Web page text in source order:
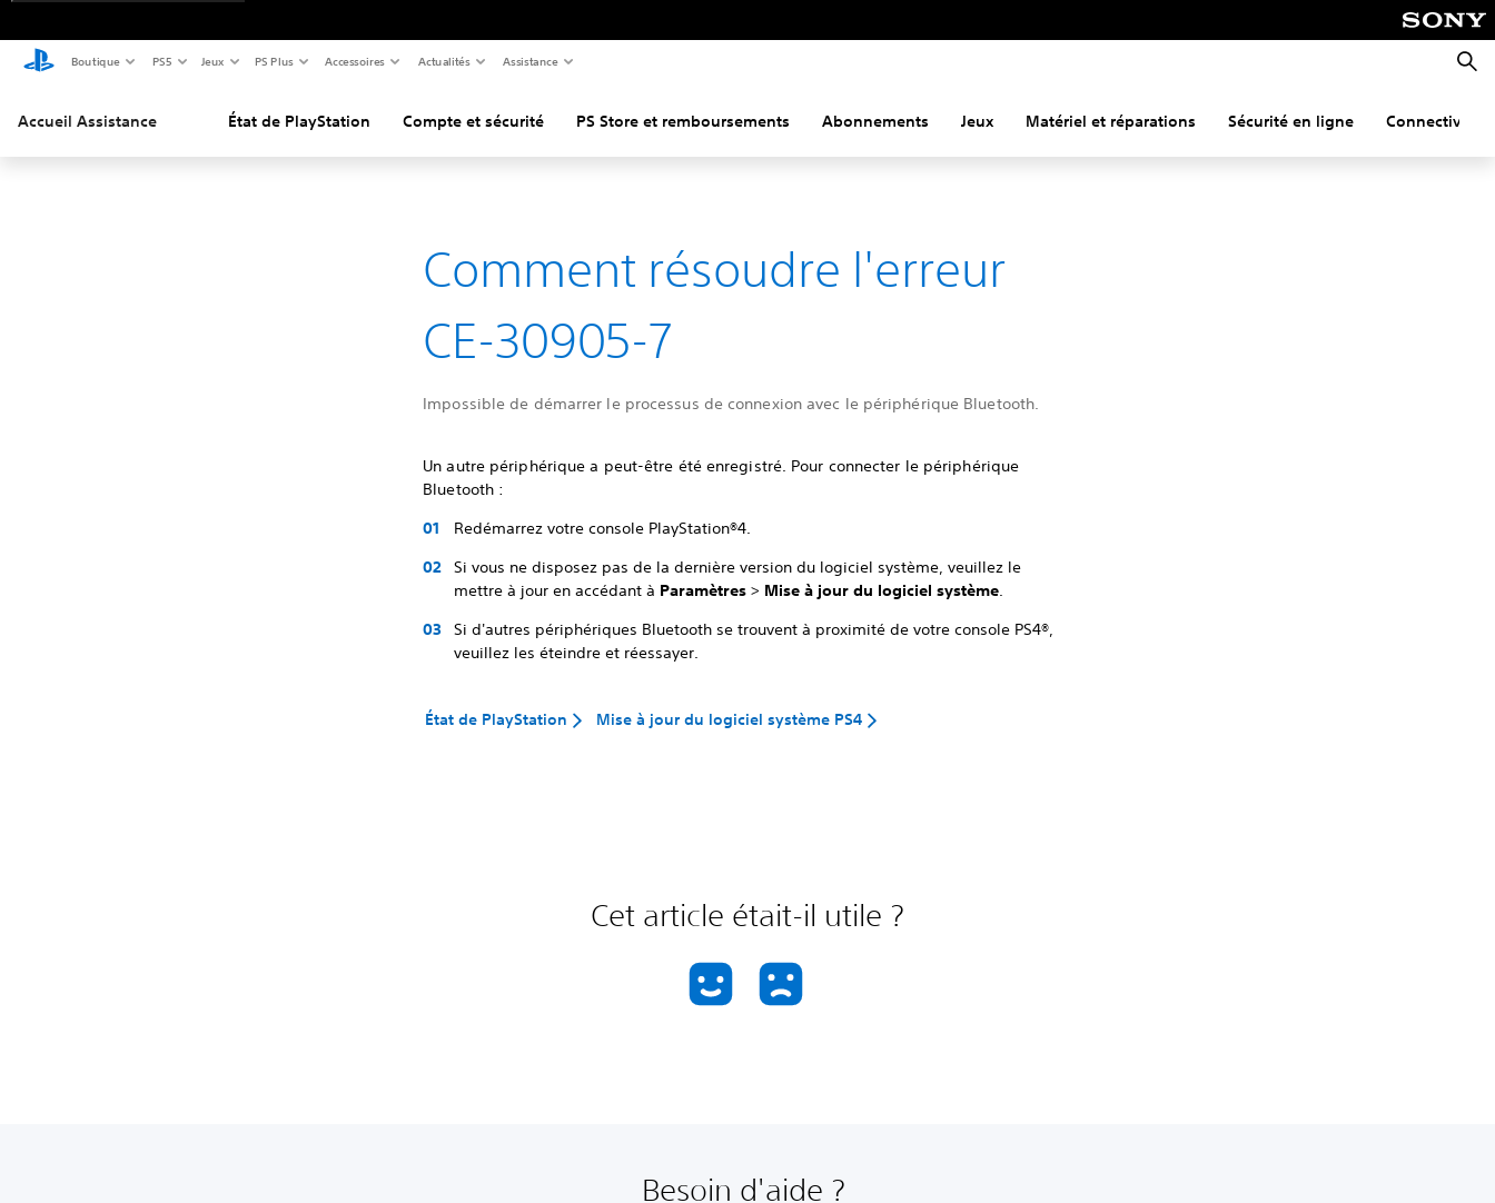
Boutique PS5 Jeux PS Plus Accessoires Actualités Assistance
Accueil Assistance État de PlayStation Compte et sécurité PS Store et remboursements Abonnements Jeux Matériel et réparations Sécurité en ligne Connectivité
Comment résoudre l'erreur
CE-30905-7
Impossible de démarrer le processus de connexion avec le périphérique Bluetooth.
Un autre périphérique a peut-être été enregistré. Pour connecter le périphérique
Bluetooth :
Redémarrez votre console PlayStation®4.
Si vous ne disposez pas de la dernière version du logiciel système, veuillez le
mettre à jour en accédant à Paramètres> Mise à jour du logiciel système.
Si d'autres périphériques Bluetooth se trouvent à proximité de votre console PS4®,
veuillez les éteindre et réessayer.
État de PlayStation Mise à jour du logiciel système PS4
Cet article était-il utile ?
Besoin d'aide ?